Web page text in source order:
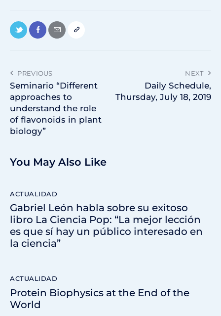
PREVIOUS
Seminario “Different
approaches to
understand the role
of flavonoids in plant
biology”
NEXT
Daily Schedule,
Thursday, July 18, 2019
You May Also Like
ACTUALIDAD
Gabriel León habla sobre su exitoso
libro La Ciencia Pop: “La mejor lección
es que sí hay un público interesado en
la ciencia”
ACTUALIDAD
Protein Biophysics at the End of the
World